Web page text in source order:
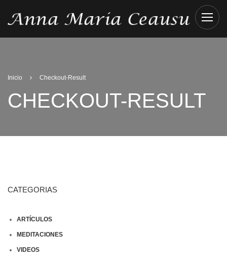
Inicio Checkout-Result
CHECKOUT-RESULT
CATEGORIAS
ARTÍCULOS
MEDITACIONES
VIDEOS